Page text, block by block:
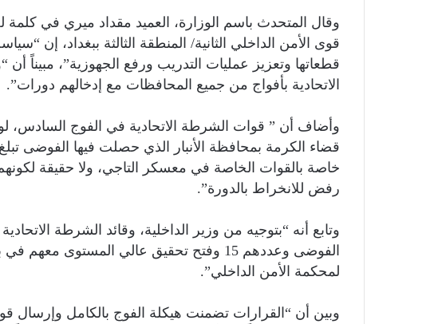
وقال المتحدث باسم الوزارة، العميد مقداد ميري في
قوى الأمن الداخلي الثانية/ المنطقة الثالثة ببغداد، إن
قطعاتها وتعزيز عمليات التدريب ورفع الجهوزية”، مبيناً أن
الاتحادية بأفواج من جميع المحافظات مع إدخالهم دورات”.
وأضاف أن ” قوات الشرطة الاتحادية في الفوج السادس،
خاصة بالقوات الخاصة في معسكر التاجي، ولا حقيقة
رفض للانخراط بالدورة”.
وتابع أنه “بتوجيه من وزير الداخلية، وقائد الشرطة
الفوضى وعددهم 15 وفتح تحقيق عالي المستوى
لمحكمة الأمن الداخلي”.
وبين أن “القرارات تضمنت هيكلة الفوج بالكامل وإرسال